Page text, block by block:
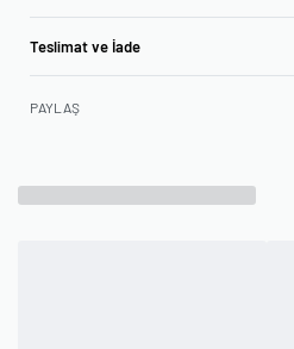
Teslimat ve İade
PAYLAŞ